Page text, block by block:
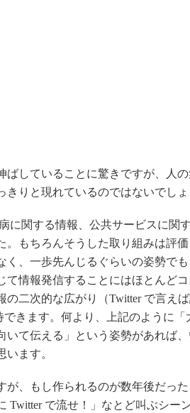
していることに驚きですが、人の
りと現れているのではないでしょ
に関する情報、公共サービスに関
もちろんそうした取り組みは評価
、一歩先んじるぐらいの姿勢で
て情報発信することにはほとんど
の二次的な広がり（Twitter で言え
きます。何より、上記のように「
いて伝える」という姿勢があれば
ます。
、もし作られるのが数年後だっ
Twitter で流せ！」なとど叫ぶシー